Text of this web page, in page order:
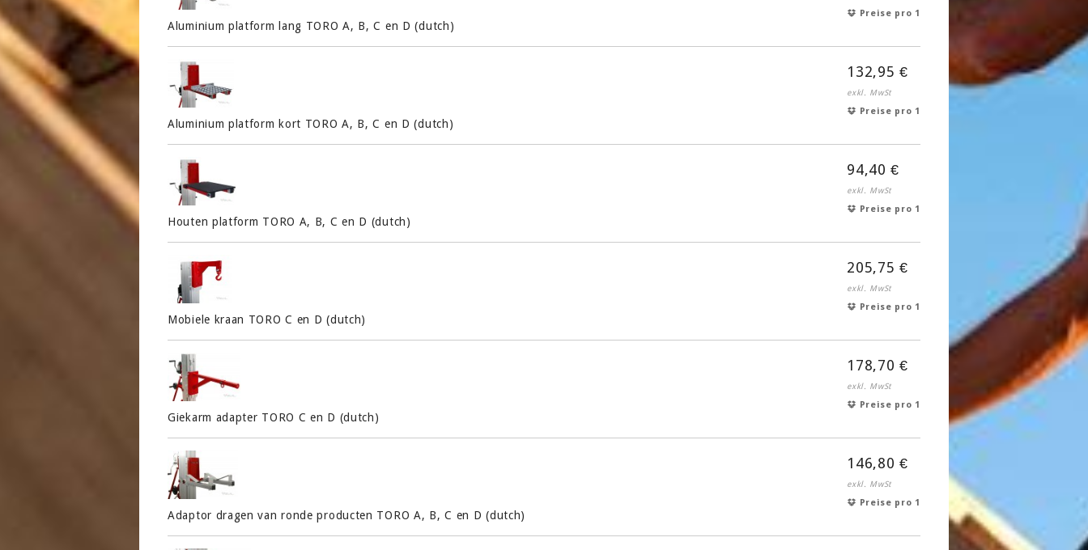
Aluminium platform lang TORO A, B, C en D (dutch)
Preise pro 1
Aluminium platform kort TORO A, B, C en D (dutch)
132,95 €
exkl. MwSt
Preise pro 1
Houten platform TORO A, B, C en D (dutch)
94,40 €
exkl. MwSt
Preise pro 1
Mobiele kraan TORO C en D (dutch)
205,75 €
exkl. MwSt
Preise pro 1
Giekarm adapter TORO C en D (dutch)
178,70 €
exkl. MwSt
Preise pro 1
Adaptor dragen van ronde producten TORO A, B, C en D (dutch)
146,80 €
exkl. MwSt
Preise pro 1